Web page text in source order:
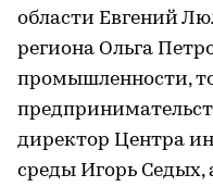
области Евгений
региона Ольга
промышленности,
директор Центра
среды Игорь Седых,